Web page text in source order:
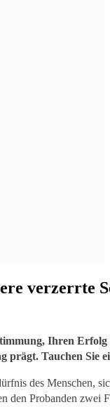
verzerrte
Ihren Erfolg
prägt. Tauchen Sie
des Menschen,
den Probanden zwei